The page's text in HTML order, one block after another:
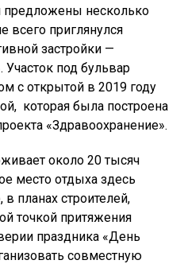
предложены несколько
всего приглянулся
застройки —
под бульвар
с открытой в 2019 году
которая была построена
«Здравоохранение».
около 20 тысяч
место отдыха здесь
в планах строителей,
точкой притяжения
праздника «День
совместную